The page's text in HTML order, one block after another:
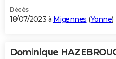
Décès
18/07/2023 à Migennes (Yonne)
Dominique